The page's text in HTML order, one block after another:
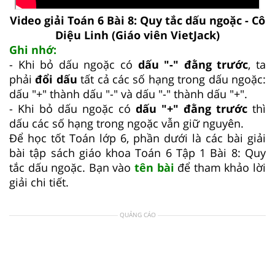
Video giải Toán 6 Bài 8: Quy tắc dấu ngoặc - Cô
Diệu Linh (Giáo viên VietJack)
Ghi nhớ:
- Khi bỏ dấu ngoặc có dấu "-" đằng trước, ta
phảiđổi dấu tất cả các số hạng trong dấu ngoặc:
dấu "+" thành dấu "-" và dấu "-" thành dấu "+".
- Khi bỏ dấu ngoặc có dấu "+" đằng trước thì
dấu các số hạng trong ngoặc vẫn giữ nguyên.
Để học tốt Toán lớp 6, phần dưới là các bài giải
bài tập sách giáo khoa Toán 6 Tập 1 Bài 8: Quy
tắc dấu ngoặc. Bạn vào tên bài để tham khảo lời
giải chi tiết.
QUẢNG CÁO